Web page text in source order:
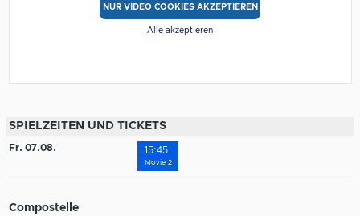
NUR VIDEO COOKIES AKZEPTIEREN
Alle akzeptieren
SPIELZEITEN UND TICKETS
Fr. 07.08. 15:45
Movie 2
Compostelle